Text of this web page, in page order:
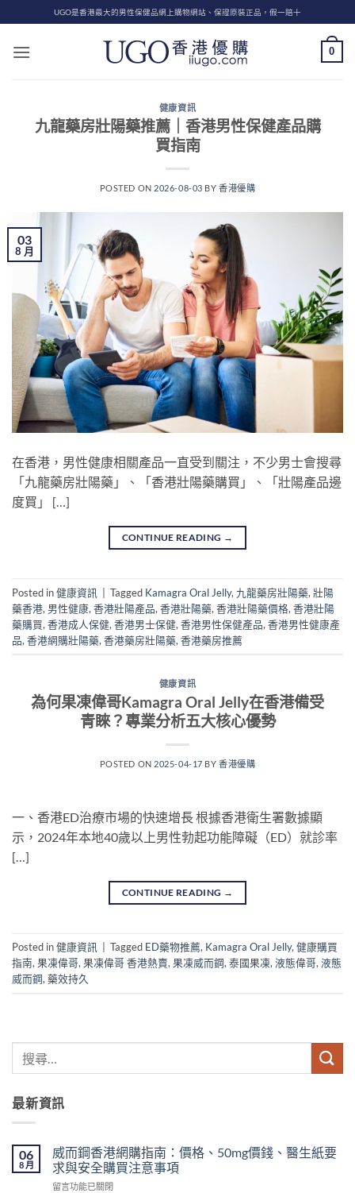
to
content
UGO是香港最大的男性保健品網上購物網站、保證原裝正品，假一賠十
0
健康資訊
九龍藥房壯陽藥推薦｜香港男性保健產品購
買指南
POSTED ON 2026-08-03 BY香港優購
03
8 月
在香港，男性健康相關產品一直受到關注，不少男士會搜尋
「九龍藥房壯陽藥」、「香港壯陽藥購買」、「壯陽產品邊
度買」 […]
CONTINUE READING →
Posted in健康資訊 Tagged Kamagra Oral Jelly, 九龍藥房壯陽藥, 壯陽
藥香港, 男性健康, 香港壯陽產品, 香港壯陽藥, 香港壯陽藥價格, 香港壯陽
藥購買, 香港成人保健, 香港男士保健, 香港男性保健產品, 香港男性健康產
品, 香港網購壯陽藥, 香港藥房壯陽藥, 香港藥房推薦
健康資訊
為何果凍偉哥Kamagra Oral Jelly在香港備受
青睞？專業分析五大核心優勢
POSTED ON 2025-04-17 BY香港優購
一、香港ED治療市場的快速增長 根據香港衛生署數據顯
示，2024年本地40歲以上男性勃起功能障礙（ED）就診率
[…]
CONTINUE READING →
Posted in健康資訊 Tagged ED藥物推薦, Kamagra Oral Jelly,健康購買
指南,果凍偉哥,果凍偉哥 香港熱賣,果凍威而鋼,泰國果凍,液態偉哥,液態
威而鋼,藥效持久
最新資訊
06
8 月
威而鋼香港網購指南：價格、50mg價錢、醫生紙要
求與安全購買注意事項
在
留言功能已關閉